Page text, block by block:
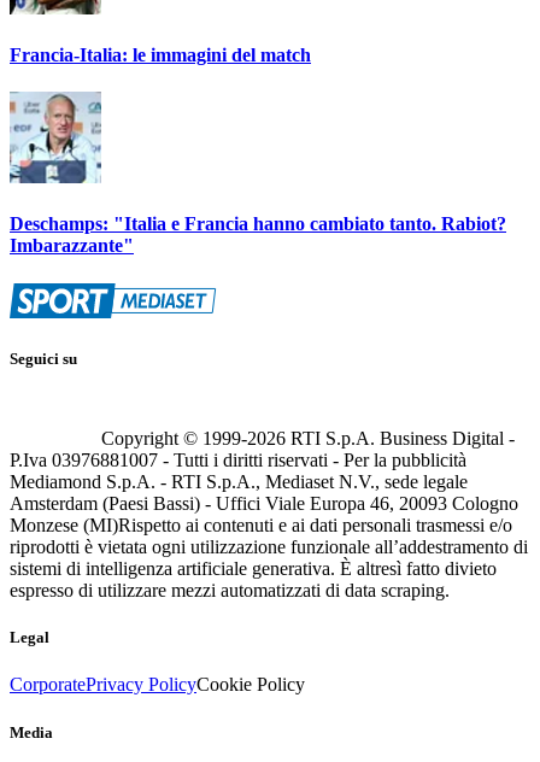
Francia-Italia: le immagini del match
Deschamps: "Italia e Francia hanno cambiato tanto. Rabiot?
Imbarazzante"
Seguici su
Copyright © 1999-2026 RTI S.p.A. Business Digital -
P.Iva 03976881007 - Tutti i diritti riservati - Per la pubblicità
Mediamond S.p.A. - RTI S.p.A., Mediaset N.V., sede legale
Amsterdam (Paesi Bassi) - Uffici Viale Europa 46, 20093 Cologno
Monzese (MI)Rispetto ai contenuti e ai dati personali trasmessi e/o
riprodotti è vietata ogni utilizzazione funzionale all’addestramento di
sistemi di intelligenza artificiale generativa. È altresì fatto divieto
espresso di utilizzare mezzi automatizzati di data scraping.
Legal
CorporatePrivacy PolicyCookie Policy
Media